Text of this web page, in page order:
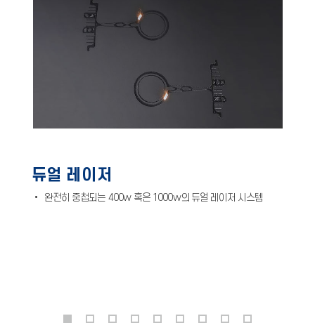
듀얼 레이저
• 완전히 중첩되는 400w 혹은 1000w의 듀얼 레이저 시스템